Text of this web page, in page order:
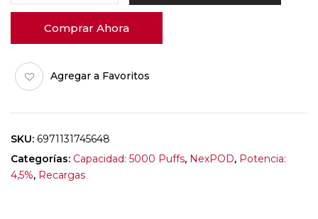
Comprar Ahora
Agregar a Favoritos
SKU: 6971131745648
Categorías: Capacidad: 5000 Puffs, NexPOD, Potencia:
4,5%, Recargas